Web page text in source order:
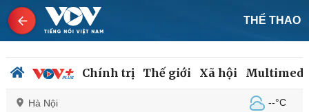
THỂ THAO
Chính trị Thế giới Xã hội
Hà Nội --°C